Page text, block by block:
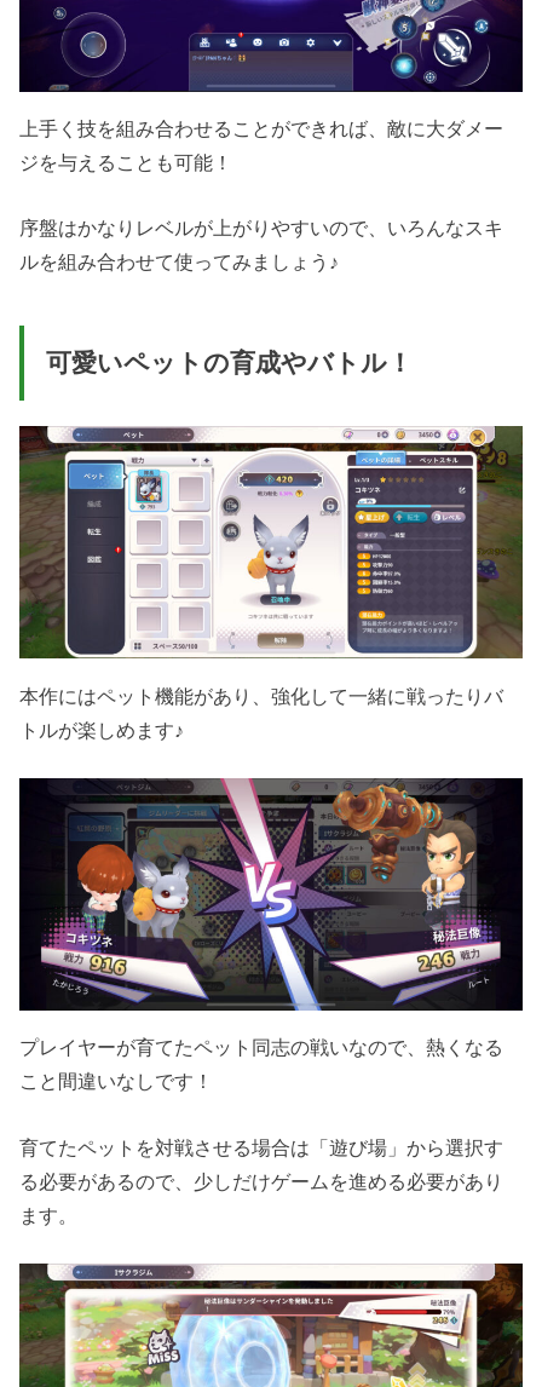
上手く技を組み合わせることができれば、敵に大ダメー
ジを与えることも可能！
序盤はかなりレベルが上がりやすいので、いろんなスキ
ルを組み合わせて使ってみましょう♪
可愛いペットの育成やバトル！
本作にはペット機能があり、強化して一緒に戦ったりバ
トルが楽しめます♪
プレイヤーが育てたペット同志の戦いなので、熱くなる
こと間違いなしです！
育てたペットを対戦させる場合は「遊び場」から選択す
る必要があるので、少しだけゲームを進める必要があり
ます。